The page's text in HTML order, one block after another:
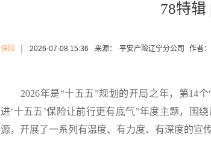
78特辑
保险 2026-07-08 15:36 来源： 平安产险辽宁分公司 作者：
2026年是“十五五”规划的开局之年，第14
进‘十五五’保险让前行更有底气”年度主题 ，
围
源，开展了一系列有温度、有力度、有深度的宣传